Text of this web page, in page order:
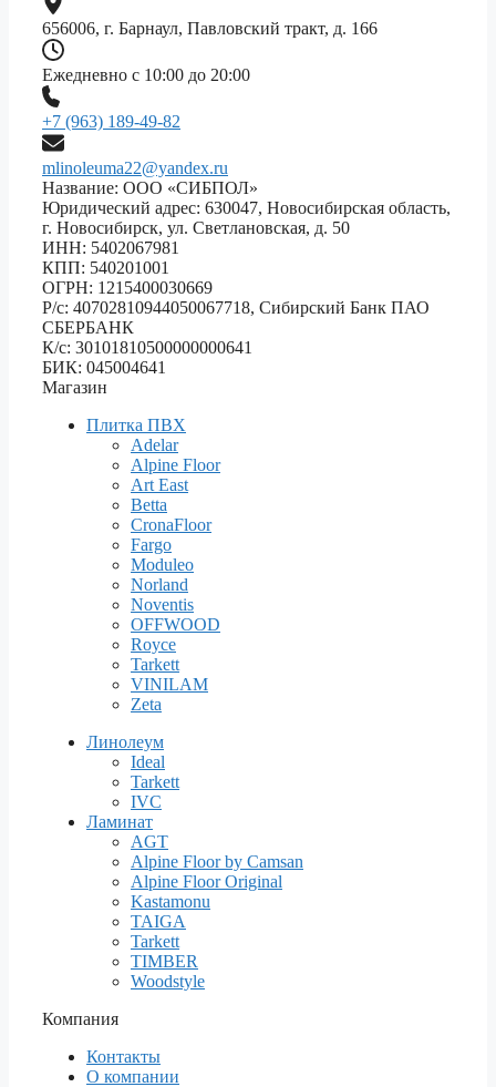
656006, г. Барнаул, Павловский тракт, д. 166
Ежедневно с 10:00 до 20:00
+7 (963) 189-49-82
mlinoleuma22@yandex.ru
Название: ООО «СИБПОЛ»
Юридический адрес: 630047, Новосибирская область,
г. Новосибирск, ул. Светлановская, д. 50
ИНН: 5402067981
КПП: 540201001
ОГРН: 1215400030669
Р/с: 40702810944050067718, Сибирский Банк ПАО
СБЕРБАНК
К/с: 30101810500000000641
БИК: 045004641
Магазин
Плитка ПВХ
Adelar
Alpine Floor
Art East
Betta
CronaFloor
Fargo
Moduleo
Norland
Noventis
OFFWOOD
Royce
Tarkett
VINILAM
Zeta
Линолеум
Ideal
Tarkett
IVC
Ламинат
AGT
Alpine Floor by Camsan
Alpine Floor Original
Kastamonu
TAIGA
Tarkett
TIMBER
Woodstyle
Компания
Контакты
О компании